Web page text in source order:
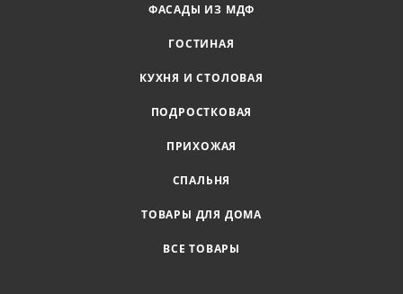
ФАСАДЫ ИЗ МДФ
ГОСТИНАЯ
КУХНЯ И СТОЛОВАЯ
ПОДРОСТКОВАЯ
ПРИХОЖАЯ
СПАЛЬНЯ
ТОВАРЫ ДЛЯ ДОМА
ВСЕ ТОВАРЫ